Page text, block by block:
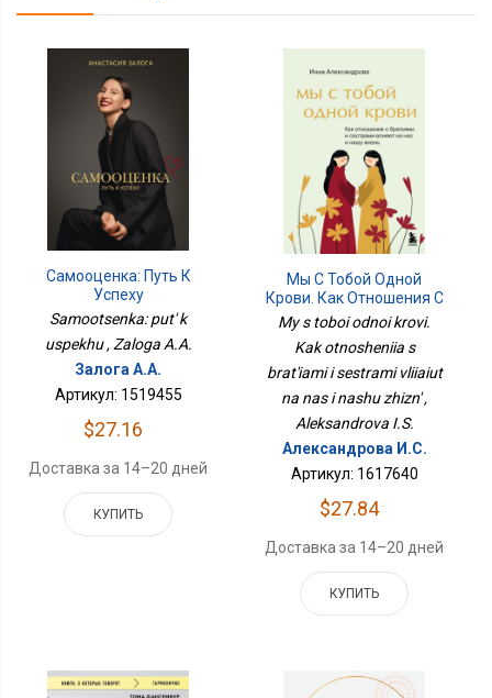
Самооценка: Путь К
Успеху
Samootsenka: put' k
uspekhu , Zaloga A.A.
Залога А.А.
Артикул: 1519455
$27.16
Доставка за 14–20 дней
КУПИТЬ
Мы С Тобой Одной
Крови. Как Отношения С
Братьями И Сестрами
Влияют На Нас И Нашу
Жизнь
My s toboi odnoi krovi.
Kak otnosheniia s
brat'iami i sestrami vliiaiut
na nas i nashu zhizn' ,
Aleksandrova I.S.
Александрова И.С.
Артикул: 1617640
$27.84
Доставка за 14–20 дней
КУПИТЬ